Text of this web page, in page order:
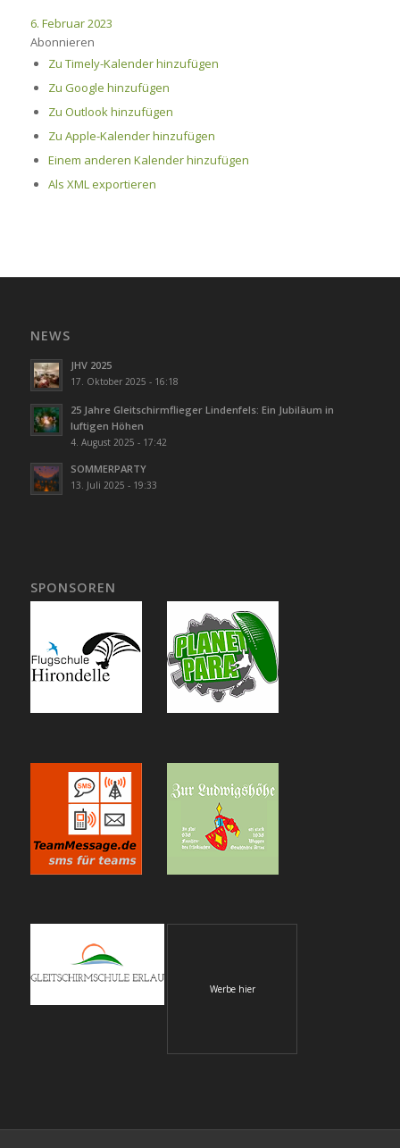
6. Februar 2023
Abonnieren
Zu Timely-Kalender hinzufügen
Zu Google hinzufügen
Zu Outlook hinzufügen
Zu Apple-Kalender hinzufügen
Einem anderen Kalender hinzufügen
Als XML exportieren
NEWS
JHV 2025
17. Oktober 2025 - 16:18
25 Jahre Gleitschirmflieger Lindenfels: Ein Jubiläum in
luftigen Höhen
4. August 2025 - 17:42
SOMMERPARTY
13. Juli 2025 - 19:33
SPONSOREN
Werbe hier